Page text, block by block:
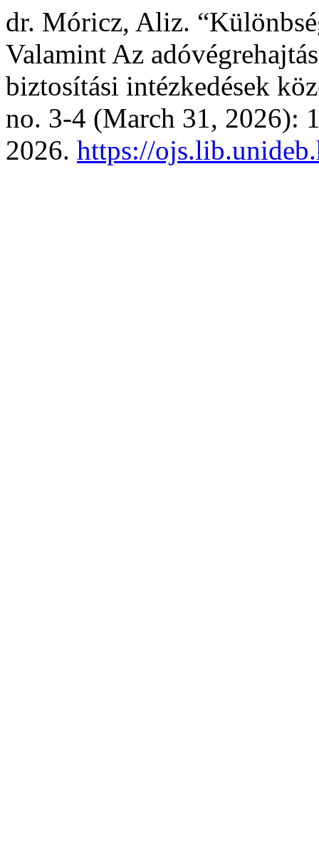
dr. Móricz, Aliz.
Valamint Az
biztosítási intézkedések
no. 3-4 (March 31, 2026):
2026. https://